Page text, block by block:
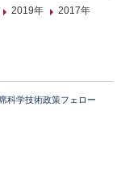
2019年
2017年
科学技術政策フェロー